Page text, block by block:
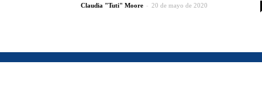
Claudia "Tuti" Moore - 20 de mayo de 2020